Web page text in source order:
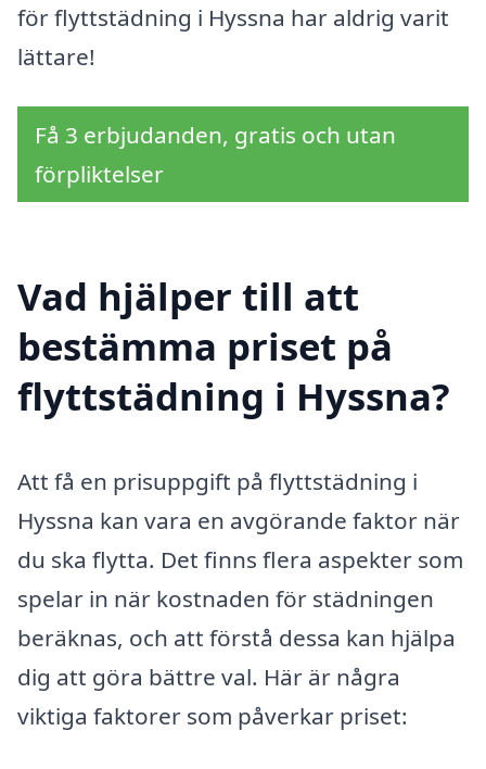
för flyttstädning i Hyssna har aldrig varit
lättare!
Få 3 erbjudanden, gratis och utan
förpliktelser
Vad hjälper till att
bestämma priset på
flyttstädning i Hyssna?
Att få en prisuppgift på flyttstädning i
Hyssna kan vara en avgörande faktor när
du ska flytta. Det finns flera aspekter som
spelar in när kostnaden för städningen
beräknas, och att förstå dessa kan hjälpa
dig att göra bättre val. Här är några
viktiga faktorer som påverkar priset: